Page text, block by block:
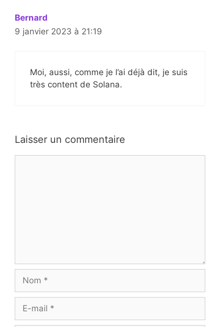
Bernard
9 janvier 2023 à 21:19
Moi, aussi, comme je l’ai déjà dit, je suis
très content de Solana.
Laisser un commentaire
mail